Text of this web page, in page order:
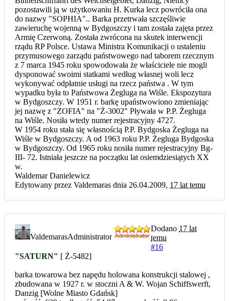
pozostawili ją w użytkowaniu H. Kurka lecz powróciła ona
do nazwy "SOPHIA".. Barka przetrwała szczęśliwie
zawieruchę wojenną w Bydgoszczy i tam została zajęta przez
Armię Czerwoną. Została zwrócona na skutek interwencji
rządu RP Polsce. Ustawa Ministra Komunikacji o ustaleniu
przymusowego zarządu państwowego nad taborem rzecznym
z 7 marca 1945 roku spowodowała że właściciele nie mogli
dysponować swoimi statkami według własnej woli lecz
wykonywać odpłatnie usługi na rzecz państwa . W tym
wypadku była to Państwowa Żegluga na Wiśle. Ekspozytura
w Bydgoszczy. W 1951 r. barkę upaństwowiono zmieniając
jej nazwę z "ZOFIA" na "Ż-3002" Pływała w P.P. Żegluga
na Wiśle. Nosiła wtedy numer rejestracyjny 4727.
W 1954 roku stała się własnością P.P. Bydgoska Żegluga na
Wiśle w Bydgoszczy. A od 1963 roku P.P. Żegluga Bydgoska
w Bydgoszczy. Od 1965 roku nosiła numer rejestracyjny Bg-
III- 72. Istniała jeszcze na początku lat osiemdziesiątych XX
w.
Waldemar Danielewicz
Edytowany przez Valdemaras dnia 26.04.2009, 17 lat temu
ValdemarasAdministrator
Dodano 17 lat
temu
#16
"SATURN" [ Ż-5482]
barka towarowa bez napędu holowana konstrukcji stalowej ,
zbudowana w 1927 r. w stoczni A & W. Wojan Schiffswerft,
Danzig [Wolne Miasto Gdańsk]